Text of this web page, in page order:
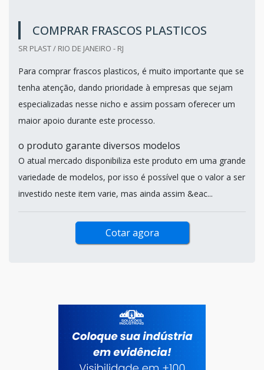
COMPRAR FRASCOS PLASTICOS
SR PLAST / RIO DE JANEIRO - RJ
Para comprar frascos plasticos, é muito importante que se
tenha atenção, dando prioridade à empresas que sejam
especializadas nesse nicho e assim possam oferecer um
maior apoio durante este processo.
o produto garante diversos modelos
O atual mercado disponibiliza este produto em uma grande
variedade de modelos, por isso é possível que o valor a ser
investido neste item varie, mas ainda assim &eac...
Cotar agora